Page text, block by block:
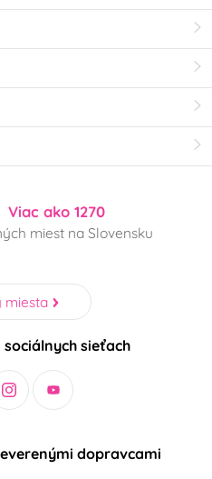
Viac ako 1270
miest na Slovensku
miesta
sieťach
dopravcami